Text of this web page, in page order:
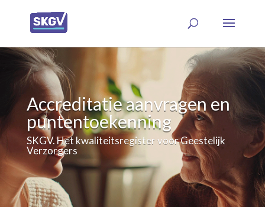
Accreditatie aanvragen en
puntentoekenning
SKGV. Het kwaliteitsregister voor Geestelijk
Verzorgers